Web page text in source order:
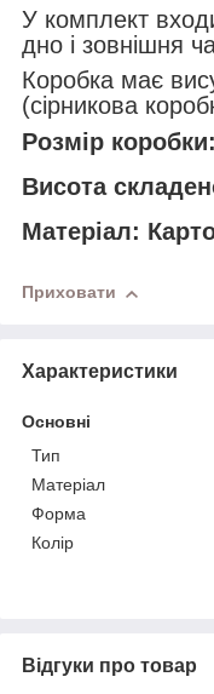
У комплект
дно і зовнішня
Коробка має
(сірникова
Розмір коробки:
Висота
Матеріал:
Приховати
Характеристики
Основні
Тип
Матеріал
Форма
Колір
Відгуки про товар